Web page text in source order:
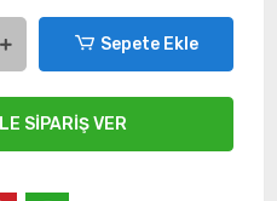
Sepete Ekle
SİPARİŞ VER